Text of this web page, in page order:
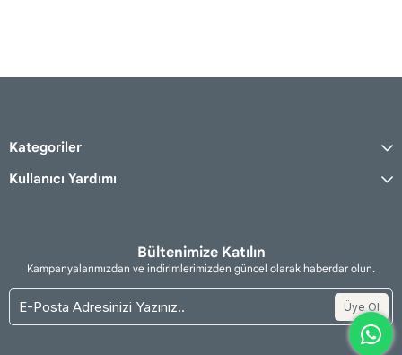
Kategoriler
Kullanıcı Yardımı
Bültenimize Katılın
Kampanyalarımızdan ve indirimlerimizden güncel olarak haberdar olun.
Üye Ol